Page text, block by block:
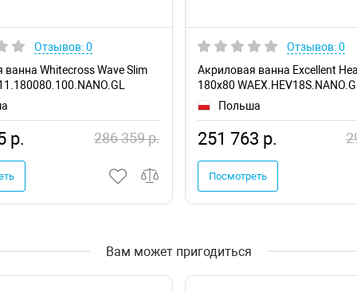
Отзывов: 0
ванна Whitecross Wave Slim
р. 286 359 р.
Отзывов: 0
Акриловая ванна Excellent
180x80
Польша
251 763 р.
Посмотреть
Вам может пригодиться